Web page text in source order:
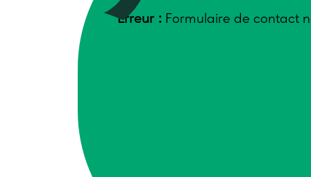
Erreur : Formulaire de contact